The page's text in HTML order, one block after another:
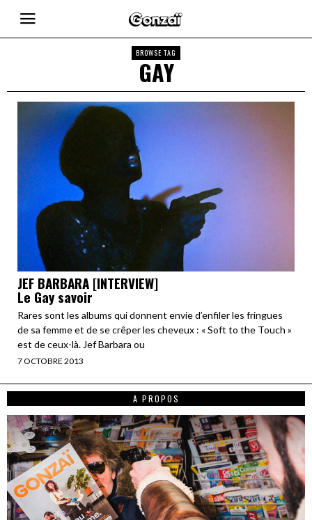
BROWSE TAG
GAY
JEF BARBARA [INTERVIEW]
Le Gay savoir
Rares sont les albums qui donnent envie d’enfiler les fringues
de sa femme et de se crêper les cheveux : « Soft to the Touch »
est de ceux-là. Jef Barbara ou
7 OCTOBRE 2013
A PROPOS